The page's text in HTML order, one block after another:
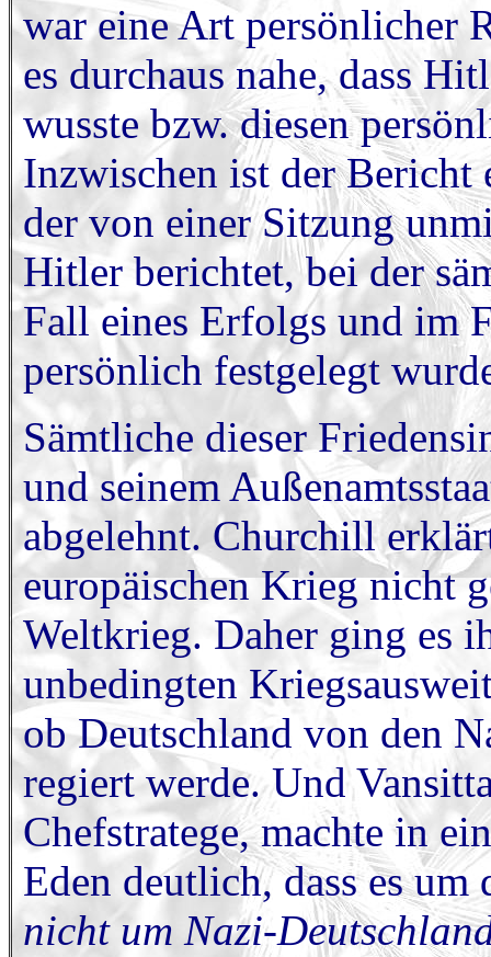
war eine Art persönlicher
es durchaus nahe, dass
wusste bzw. diesen
Inzwischen ist der Bericht
der von einer Sitzung
Hitler berichtet, bei der
Fall eines Erfolgs und im
persönlich festgelegt
Sämtliche dieser
und seinem
abgelehnt. Churchill
europäischen Krieg nicht
Weltkrieg. Daher ging es
unbedingten
ob Deutschland von den
regiert werde. Und
Chefstratege, machte in
Eden deutlich, dass es um
nicht um Nazi-